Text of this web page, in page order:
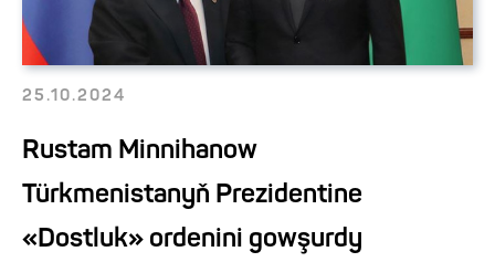
25.10.2024
Rustam Minnihanow
Türkmenistanyň Prezidentine
«Dostluk» ordenini gowşurdy